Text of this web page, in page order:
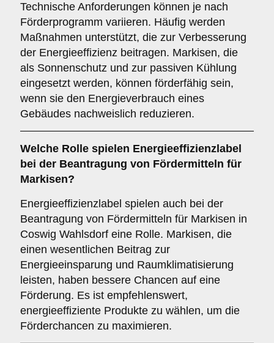
Technische Anforderungen können je nach
Förderprogramm variieren. Häufig werden
Maßnahmen unterstützt, die zur Verbesserung
der Energieeffizienz beitragen. Markisen, die
als Sonnenschutz und zur passiven Kühlung
eingesetzt werden, können förderfähig sein,
wenn sie den Energieverbrauch eines
Gebäudes nachweislich reduzieren.
Welche Rolle spielen Energieeffizienzlabel
bei der Beantragung von Fördermitteln für
Markisen?
Energieeffizienzlabel spielen auch bei der
Beantragung von Fördermitteln für Markisen in
Coswig Wahlsdorf eine Rolle. Markisen, die
einen wesentlichen Beitrag zur
Energieeinsparung und Raumklimatisierung
leisten, haben bessere Chancen auf eine
Förderung. Es ist empfehlenswert,
energieeffiziente Produkte zu wählen, um die
Förderchancen zu maximieren.